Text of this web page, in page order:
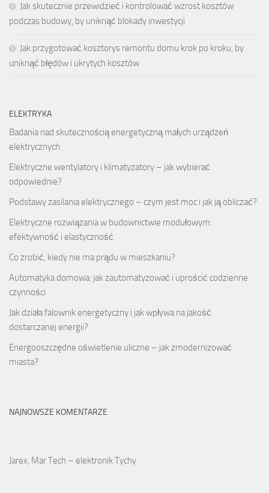
Jak skutecznie przewidzieć i kontrolować wzrost kosztów
podczas budowy, by uniknąć blokady inwestycji
Jak przygotować kosztorys remontu domu krok po kroku, by
uniknąć błędów i ukrytych kosztów
ELEKTRYKA
Badania nad skutecznością energetyczną małych urządzeń
elektrycznych
Elektryczne wentylatory i klimatyzatory – jak wybierać
odpowiednie?
Podstawy zasilania elektrycznego – czym jest moc i jak ją obliczać?
Elektryczne rozwiązania w budownictwie modułowym:
efektywność i elastyczność
Co zrobić, kiedy nie ma prądu w mieszkaniu?
Automatyka domowa: jak zautomatyzować i uprościć codzienne
czynności
Jak działa falownik energetyczny i jak wpływa na jakość
dostarczanej energii?
Energooszczędne oświetlenie uliczne – jak zmodernizować
miasta?
NAJNOWSZE KOMENTARZE
Jarex, Mar Tech – elektronik Tychy